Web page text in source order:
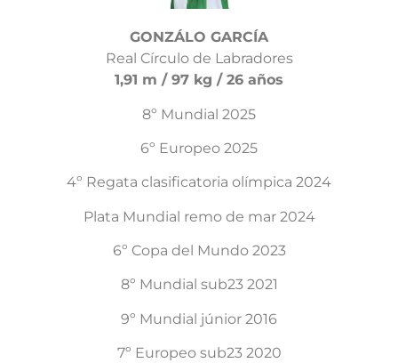
GONZÁLO GARCÍA
Real Círculo de Labradores
1,91 m / 97 kg / 26 años
8º Mundial 2025
6º Europeo 2025
4º Regata clasificatoria olímpica 2024
Plata Mundial remo de mar 2024
6º Copa del Mundo 2023
8º Mundial sub23 2021
9º Mundial júnior 2016
7º Europeo sub23 2020